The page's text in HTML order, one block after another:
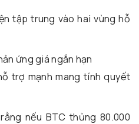
tập trung vào hai vùng hỗ
ứng giá ngắn hạn
trợ mạnh mang tính quyết
nếu BTC thủng 80.000